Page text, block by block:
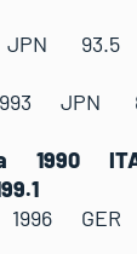
JPN
1993
1990
1996